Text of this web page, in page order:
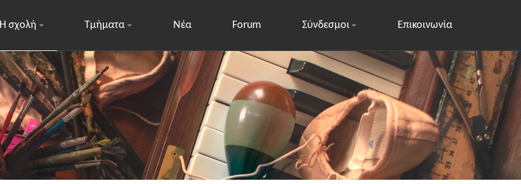
Η σχολή Τμήματα Νέα Forum Σύνδεσμοι Επικοινωνία